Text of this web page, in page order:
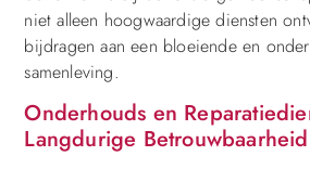
niet alleen hoogwaardige diensten
bijdragen aan een bloeiende en
samenleving.
Onderhouds en
Langdurige Betrouwbaarheid